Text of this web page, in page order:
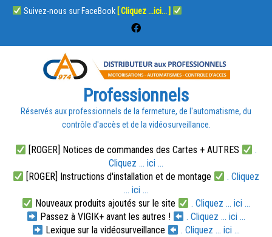
Suivez-nous sur FaceBook [ Cliquez ...ici... ]
Professionnels
Réservés aux professionnels de la fermeture, de l'automatisme, du
contrôle d'accès et de la vidéosurveillance.
[ROGER] Notices de commandes des Cartes + AUTRES
.
Cliquez ... ici ...
[ROGER] Instructions d'installation et de montage
. Cliquez
... ici ...
Nouveaux produits ajoutés sur le site
. Cliquez ... ici ...
Passez à VIGIK+ avant les autres !
. Cliquez ... ici ...
Lexique sur la vidéosurveillance
. Cliquez ... ici ...